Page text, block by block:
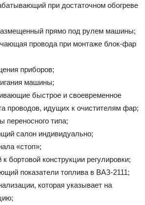
при достаточном обогреве
прямо под рулем машины;
провода при монтаже блок-фар
приборов;
машины;
быстрое и своевременное
проводов, идущих к очистителям фар;
переносного типа;
салон индивидуально;
«стоп»;
бортовой конструкции регулировки;
показатели топлива в ВАЗ-2111;
которая указывает на